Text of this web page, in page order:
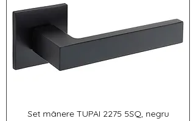
Set mânere TUPAI 2275 5SQ, negru